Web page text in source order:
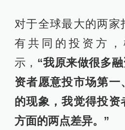
对于全球最大的两家
有共同的投资方
示， “我原来做很多
资者愿意投市场第一
的现象，我觉得投资
方面的两点差异。”